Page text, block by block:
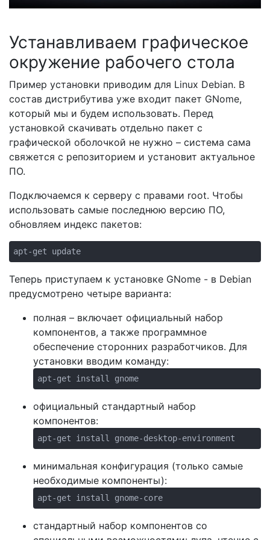
Устанавливаем графическое
окружение рабочего стола
Пример установки приводим для Linux Debian. В
состав дистрибутива уже входит пакет GNome,
который мы и будем использовать. Перед
установкой скачивать отдельно пакет с
графической оболочкой не нужно – система сама
свяжется с репозиторием и установит актуальное
ПО.
Подключаемся к серверу с правами root. Чтобы
использовать самые последнюю версию ПО,
обновляем индекс пакетов:
apt-get update
Теперь приступаем к установке GNome - в Debian
предусмотрено четыре варианта:
полная – включает официальный набор
компонентов, а также программное
обеспечение сторонних разработчиков. Для
установки вводим команду:
apt-get install gnome
официальный стандартный набор
компонентов:
apt-get install gnome-desktop-environment
минимальная конфигурация (только самые
необходимые компоненты):
apt-get install gnome-core
стандартный набор компонентов со